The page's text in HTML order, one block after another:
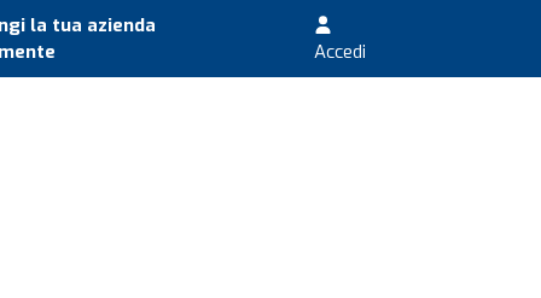
la tua azienda
Accedi